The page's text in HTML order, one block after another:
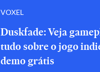
VOXEL
Duskfade: Veja
tudo sobre o jogo
demo grátis